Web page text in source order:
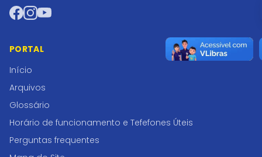
Facebook
Instagram
YouTube
PORTAL
Início
Arquivos
Glossário
Horário de funcionamento e Tefefones Úteis
Perguntas frequentes